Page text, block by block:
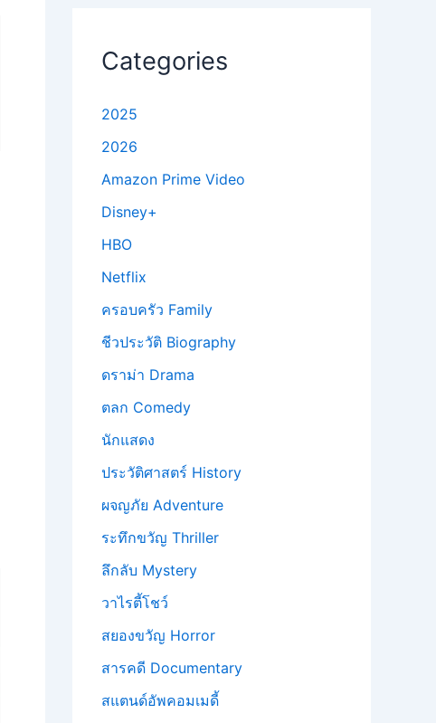
Categories
2025
2026
Amazon Prime Video
Disney+
HBO
Netflix
ครอบครัว Family
ชีวประวัติ Biography
ดราม่า Drama
ตลก Comedy
นักแสดง
ประวัติศาสตร์ History
ผจญภัย Adventure
ระทึกขวัญ Thriller
ลึกลับ Mystery
วาไรตี้โชว์
สยองขวัญ Horror
สารคดี Documentary
สแตนด์อัพคอมเมดี้